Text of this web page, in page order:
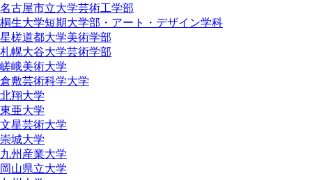
名古屋市立大学芸術工学部
桐生大学短期大学部・アート・デザイン学科
星槎道都大学美術学部
札幌大谷大学芸術学部
嵯峨美術大学
倉敷芸術科学大学
北翔大学
東亜大学
文星芸術大学
崇城大学
九州産業大学
岡山県立大学